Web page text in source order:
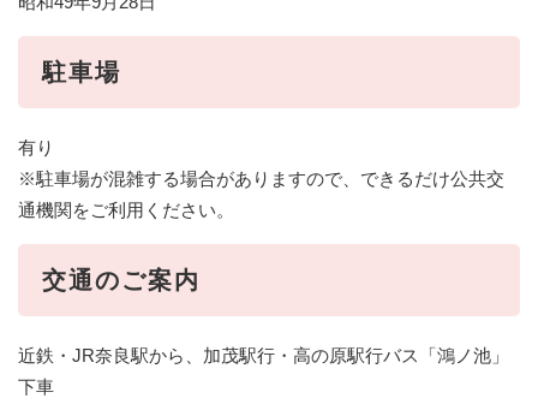
駐車場
有り
※駐車場が混雑する場合がありますので、できるだけ公共交
通機関をご利用ください。
交通のご案内
近鉄・JR奈良駅から、加茂駅行・高の原駅行バス「鴻ノ池」
下車